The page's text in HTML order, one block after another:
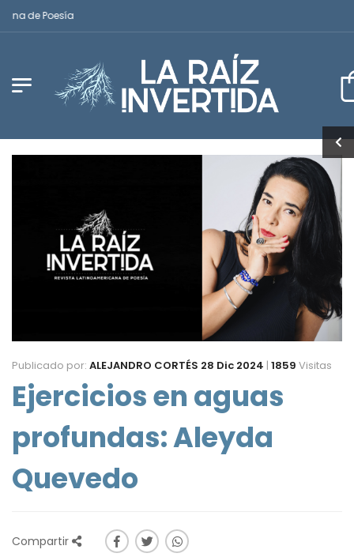
de Poesía
Publicado por: ALEJANDRO CORTÉS 28 Dic 2024 | 1859 Visitas
Ejercicios en aguas
profundas: Aleyda
Quevedo
Compartir